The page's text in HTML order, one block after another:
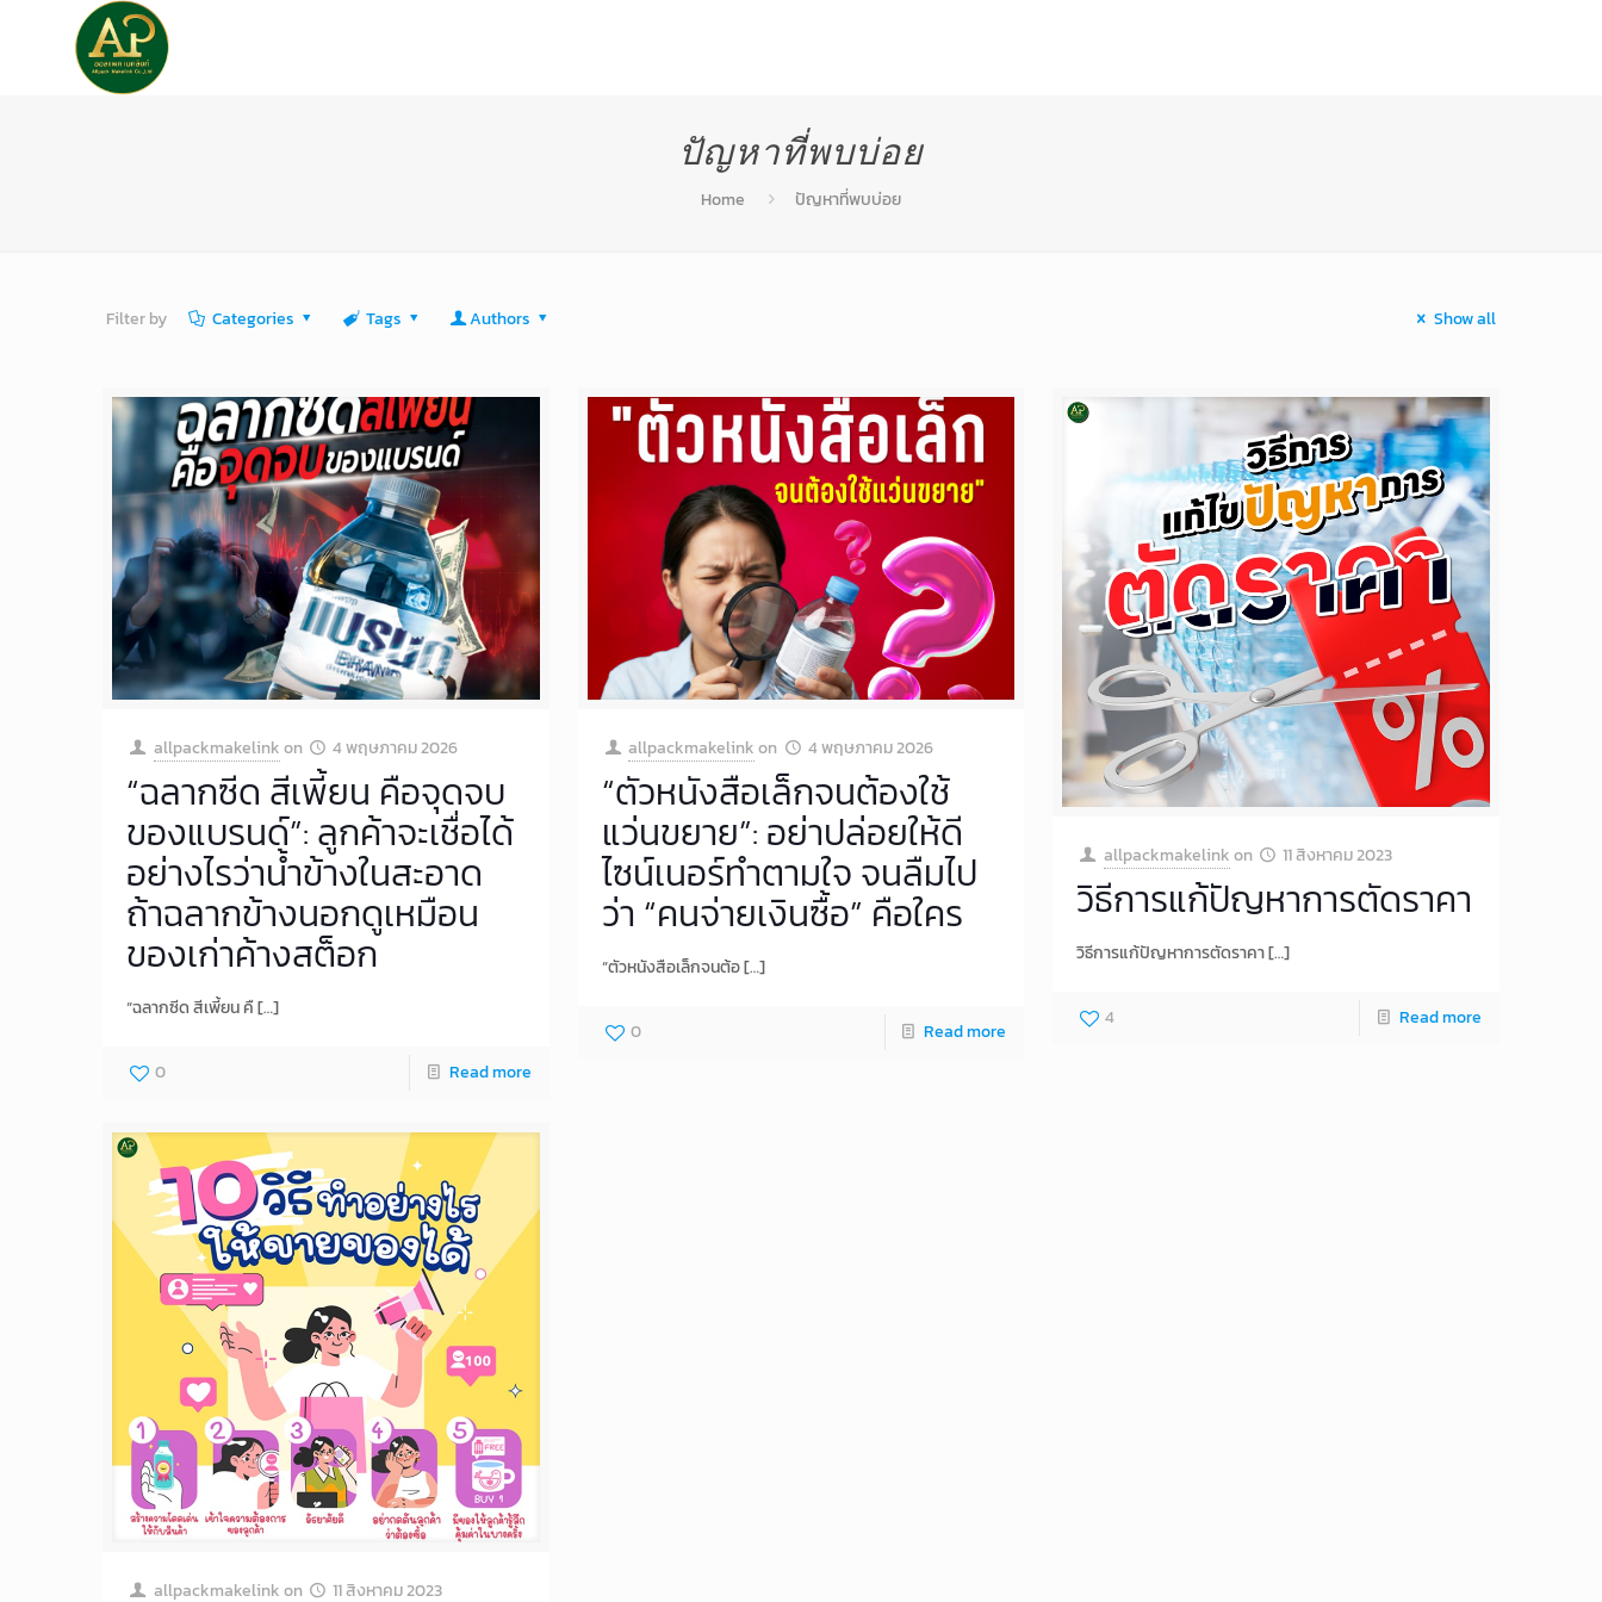
ปัญหาที่พบบ่อย
Home ปัญหาที่พบบ่อย
Filter by Categories Tags Authors Show all
allpackmakelinkon 4 พฤษภาคม 2026
“ฉลากซีด สีเพี้ยน คือจุดจบ
ของแบรนด์”: ลูกค้าจะเชื่อได้
อย่างไรว่าน้ำข้างในสะอาด
ถ้าฉลากข้างนอกดูเหมือน
ของเก่าค้างสต็อก
“ฉลากซีด สีเพี้ยน คื[…]
0 Read more
allpackmakelink on 4 พฤษภาคม 2026
“ตัวหนังสือเล็กจนต้องใช้
แว่นขยาย”: อย่าปล่อยให้ดี
ไซน์เนอร์ทำตามใจ จนลืมไป
ว่า “คนจ่ายเงินซื้อ” คือใคร
“ตัวหนังสือเล็กจนต้อ[…]
0 Read more
allpackmakelinkon 11 สิงหาคม 2023
วิธีการแก้ปัญหาการตัดราคา
วิธีการแก้ปัญหาการตัดราคา[…]
4 Read more
allpackmakelinkon 11 สิงหาคม 2023